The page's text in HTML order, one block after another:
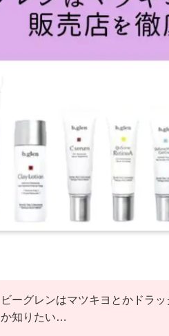
ビーグレンはマツキヨとかドラ
か知りたい…